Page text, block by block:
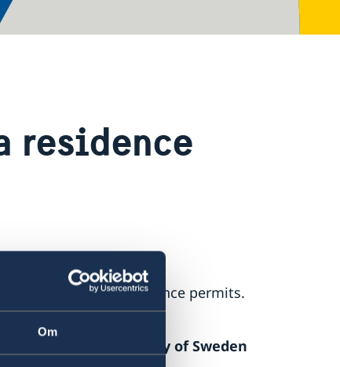
Om
residence
regarding residence permits.
contact the Embassy of Sweden